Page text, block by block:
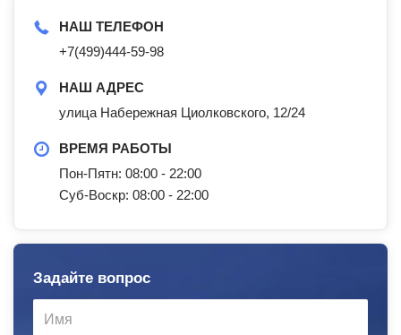
НАШ ТЕЛЕФОН
+7(499)444-59-98
НАШ АДРЕС
улица Набережная Циолковского, 12/24
ВРЕМЯ РАБОТЫ
Пон-Пятн: 08:00 - 22:00
Суб-Воскр: 08:00 - 22:00
Задайте вопрос